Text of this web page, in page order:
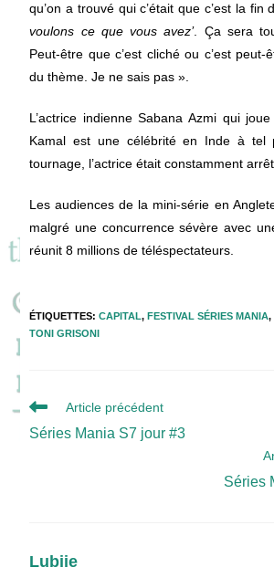
qu’on a trouvé qui c’était que c’est la fin
voulons ce que vous avez’. Ça sera
Peut-être que c’est cliché ou c’est
du thème. Je ne sais pas ».
L’actrice indienne Sabana Azmi qui
Kamal est une célébrité en Inde à tel
tournage, l’actrice était constamment
Les audiences de la mini-série en
malgré une concurrence sévère avec
réunit 8 millions de téléspectateurs.
ÉTIQUETTES:CAPITAL, FESTIVAL SÉRIES MANIA,
TONI GRISONI
Read
articles
Article précédent
Séries Mania S7 jour #3
Séries
Lubiie